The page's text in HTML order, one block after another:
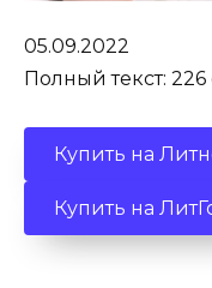
05.09.2022
Полный текст: 226
Купить на
Купить на